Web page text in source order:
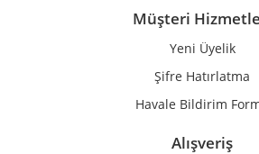
Gönder
Müşteri
Yeni Üyelik
Şifre Hatırlatma
Havale Bildirim
Alışveriş